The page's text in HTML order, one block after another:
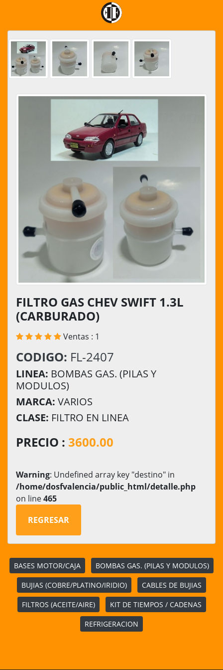
FILTRO GAS CHEV SWIFT 1.3L
(CARBURADO)
Ventas : 1
CODIGO: FL-2407
LINEA: BOMBAS GAS. (PILAS Y
MODULOS)
MARCA: VARIOS
CLASE: FILTRO EN LINEA
PRECIO : 3600.00
Warning: Undefined array key "destino" in
/home/dosfvalencia/public_html/detalle.php
on line465
REGRESAR
BASES MOTOR/CAJA BOMBAS GAS. (PILAS Y MODULOS)
BUJIAS (COBRE/PLATINO/IRIDIO) CABLES DE BUJIAS
FILTROS (ACEITE/AIRE) KIT DE TIEMPOS / CADENAS
REFRIGERACION